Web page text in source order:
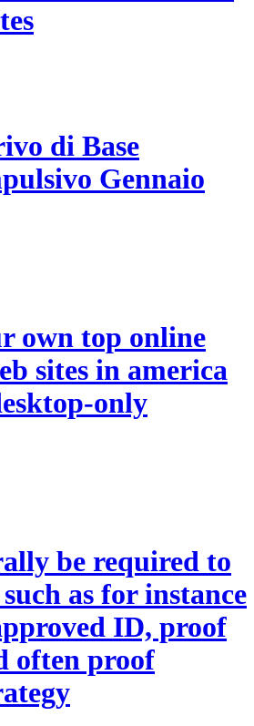
di Base
Gennaio
own top online
sites in america
only
be required to
as for instance
ID, proof
often proof